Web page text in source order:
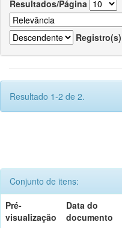
Resultados/Página
Registro(s)
Resultado 1-2 de 2.
Conjunto de itens:
Pré-
visualização
Data do
documento